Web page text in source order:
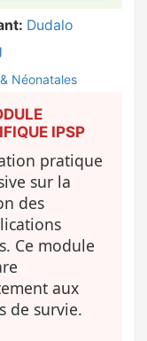
Dudalo
Néonatales
IPSP
pratique
sur la
des
Ce module
aux
de survie.